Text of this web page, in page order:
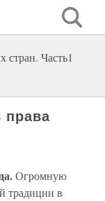
стран. Часть1
права
Огромную
традиции в